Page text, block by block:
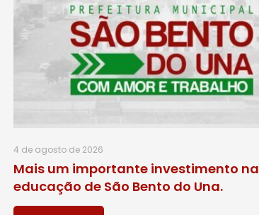
4 de agosto de 2026
Mais um importante investimento na
educação de São Bento do Una.